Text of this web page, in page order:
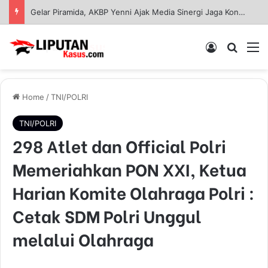
Kapolres Gresik Tegaskan Komitmen Polri Dukung Pendidikan Berkualitas
Log In
Home /TNI/POLRI
TNI/POLRI
298 Atlet dan Official Polri
Memeriahkan PON XXI, Ketua
Harian Komite Olahraga Polri :
Cetak SDM Polri Unggul
melalui Olahraga